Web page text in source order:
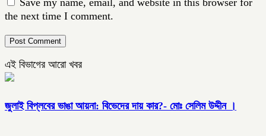
Save my name, email, and website in this browser for
the next time I comment.
এই বিভাগের আরো খবর
জুলাই বিপ্লবের ভাঙা আয়না: বিভেদের দায় কার?- মোঃ সেলিম উদ্দীন ।